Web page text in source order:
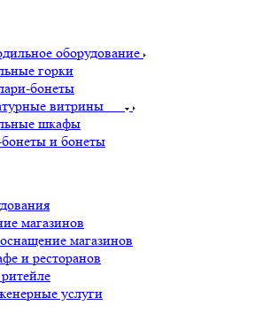
оборудование
горки
бонеты
витрины
шкафы
и бонеты
магазинов
магазинов
и ресторанов
услуги